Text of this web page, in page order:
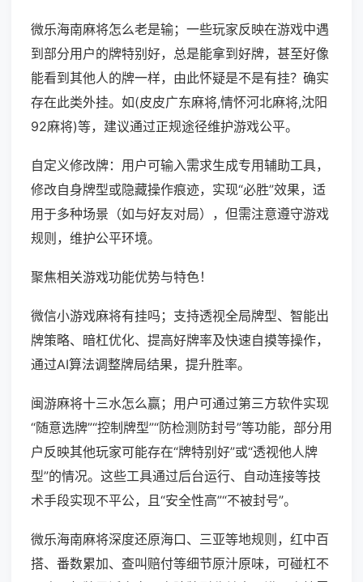
微乐海南麻将怎么老是输；一些玩家反映在游戏中遇
到部分用户的牌特别好，总是能拿到好牌，甚至好像
能看到其他人的牌一样，由此怀疑是不是有挂？确实
存在此类外挂。如(皮皮广东麻将,情怀河北麻将,沈阳
92麻将)等，建议通过正规途径维护游戏公平。
自定义修改牌：用户可输入需求生成专用辅助工具，
修改自身牌型或隐藏操作痕迹，实现“必胜”效果，适
用于多种场景（如与好友对局），但需注意遵守游戏
规则，维护公平环境。
聚焦相关游戏功能优势与特色！
微信小游戏麻将有挂吗；支持透视全局牌型、智能出
牌策略、暗杠优化、提高好牌率及快速自摸等操作，
通过AI算法调整牌局结果，提升胜率。
闽游麻将十三水怎么赢；用户可通过第三方软件实现
“随意选牌”“控制牌型”“防检测防封号”等功能，部分用
户反映其他玩家可能存在“牌特别好”或“透视他人牌
型”的情况。这些工具通过后台运行、自动连接等技
术手段实现不平公，且“安全性高”“不被封号”。
微乐海南麻将深度还原海口、三亚等地规则，红中百
搭、番数累加、查叫赔付等细节原汁原味，可碰杠不